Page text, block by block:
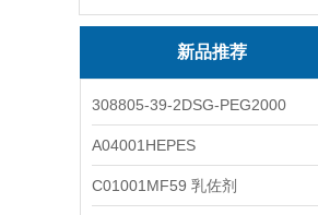
新品推荐
308805-39-2DSG-PEG2000
A04001HEPES
C01001MF59 乳佐剂